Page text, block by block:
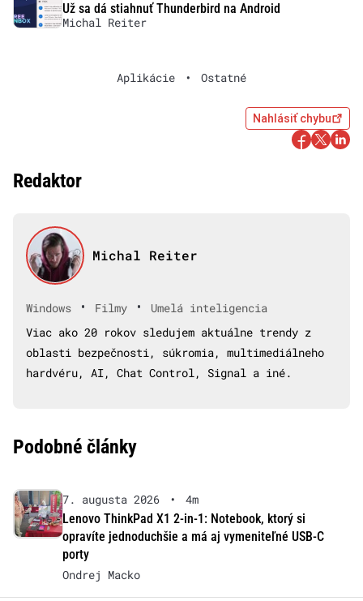
Už sa dá stiahnuť Thunderbird na Android
Michal Reiter
Aplikácie • Ostatné
Nahlásiť chybu
Redaktor
Michal Reiter
Windows • Filmy •
Umelá inteligencia
Viac ako 20 rokov sledujem aktuálne trendy z
oblasti bezpečnosti, súkromia, multimediálneho
hardvéru, AI, Chat Control, Signal a iné.
Podobné články
7. augusta 2026 •
4m
Lenovo ThinkPad X1 2-in-1: Notebook, ktorý si
opravíte jednoduchšie a má aj vymeniteľné USB-C
porty
Ondrej Macko